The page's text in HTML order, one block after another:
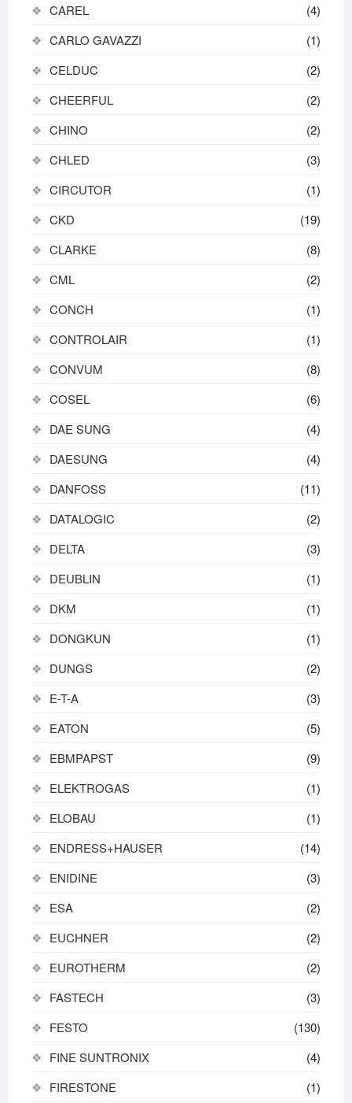
CAREL
(4)
CARLO GAVAZZI
(1)
CELDUC
(2)
CHEERFUL
(2)
CHINO
(2)
CHLED
(3)
CIRCUTOR
(1)
CKD
(19)
CLARKE
(8)
CML
(2)
CONCH
(1)
CONTROLAIR
(1)
CONVUM
(8)
COSEL
(6)
DAE SUNG
(4)
DAESUNG
(4)
DANFOSS
(11)
DATALOGIC
(2)
DELTA
(3)
DEUBLIN
(1)
DKM
(1)
DONGKUN
(1)
DUNGS
(2)
E-T-A
(3)
EATON
(5)
EBMPAPST
(9)
ELEKTROGAS
(1)
ELOBAU
(1)
ENDRESS+HAUSER
(14)
ENIDINE
(3)
ESA
(2)
EUCHNER
(2)
EUROTHERM
(2)
FASTECH
(3)
FESTO
(130)
FINE SUNTRONIX
(4)
FIRESTONE
(1)